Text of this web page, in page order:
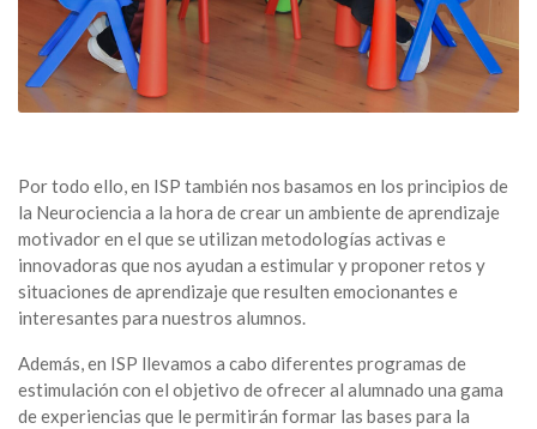
Por todo ello, en ISP también nos basamos en los principios de
la Neurociencia a la hora de crear un ambiente de aprendizaje
motivador en el que se utilizan metodologías activas e
innovadoras que nos ayudan a estimular y proponer retos y
situaciones de aprendizaje que resulten emocionantes e
interesantes para nuestros alumnos.
Además, en ISP llevamos a cabo diferentes programas de
estimulación con el objetivo de ofrecer al alumnado una gama
de experiencias que le permitirán formar las bases para la